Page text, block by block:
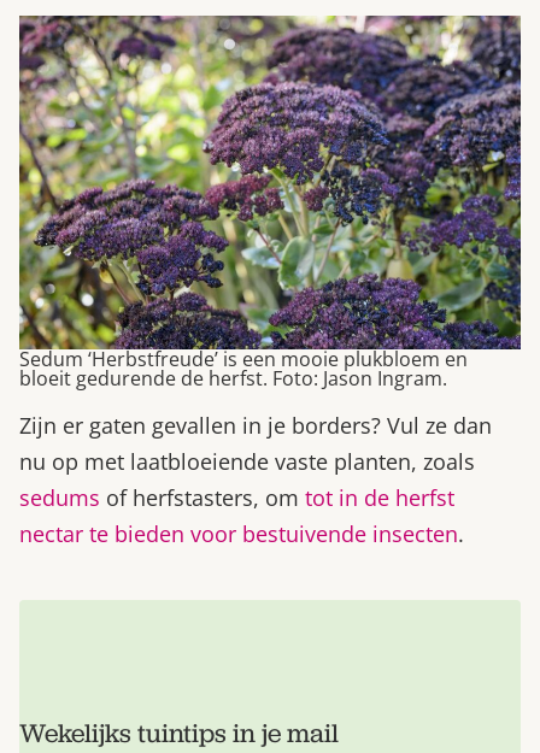
Sedum ‘Herbstfreude’ is een mooie plukbloem en
bloeit gedurende de herfst. Foto: Jason Ingram.
Zijn er gaten gevallen in je borders? Vul ze dan
nu op met laatbloeiende vaste planten, zoals
sedums of herfstasters, om tot in de herfst
nectar te bieden voor bestuivende insecten.
Wekelijks tuintips in je mail